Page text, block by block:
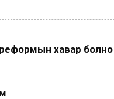
хавар болно